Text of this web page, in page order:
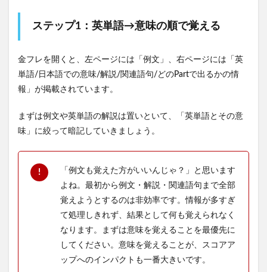
ステップ1：英単語→意味の順で覚える
金フレを開くと、左ページには「例文」、右ページには「英
単語/日本語での意味/解説/関連語句/どのPartで出るかの情
報」が掲載されています。
まずは例文や英単語の解説は置いといて、「英単語とその意
味」に絞って暗記していきましょう。
「例文も覚えた方がいいんじゃ？」と思います
よね。最初から例文・解説・関連語句まで全部
覚えようとするのは非効率です。情報が多すぎ
て処理しきれず、結果として何も覚えられなく
なります。まずは意味を覚えることを最優先に
してください。意味を覚えることが、スコアア
ップへのインパクトも一番大きいです。